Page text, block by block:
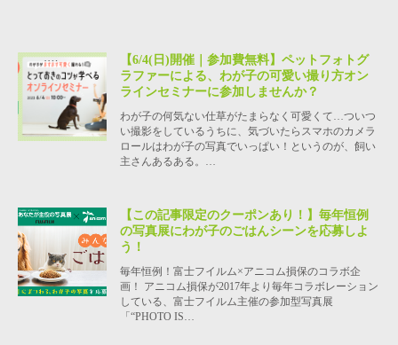
【6/4(日)開催｜参加費無料】ペットフォトグ
ラファーによる、わが子の可愛い撮り方オン
ラインセミナーに参加しませんか？
わが子の何気ない仕草がたまらなく可愛くて…ついつ
い撮影をしているうちに、気づいたらスマホのカメラ
ロールはわが子の写真でいっぱい！というのが、飼い
主さんあるある。…
【この記事限定のクーポンあり！】毎年恒例
の写真展にわが子のごはんシーンを応募しよ
う！
毎年恒例！富士フイルム×アニコム損保のコラボ企
画！ アニコム損保が2017年より毎年コラボレーション
している、富士フイルム主催の参加型写真展
「“PHOTO IS…